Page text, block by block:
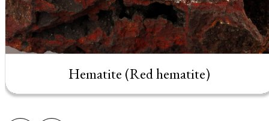
Hematite (Red hematite)